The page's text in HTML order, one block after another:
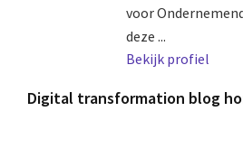
voor
deze ...
Bekijk profiel
Digital transformation blog